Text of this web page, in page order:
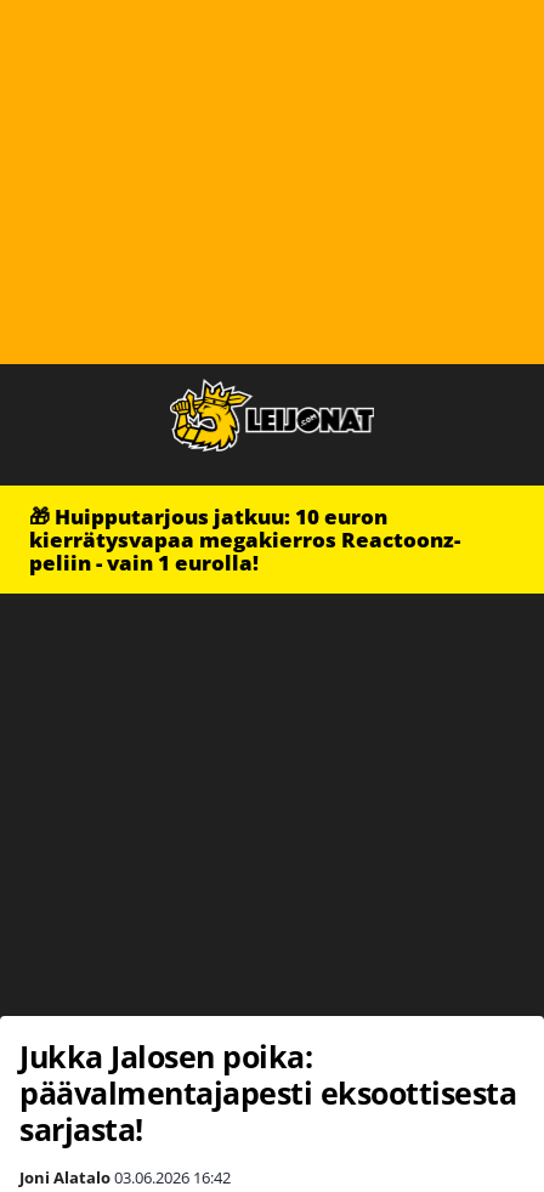
🎁 Huipputarjous jatkuu: 10 euron
kierrätysvapaa megakierros Reactoonz-
peliin - vain 1 eurolla!
Jukka Jalosen poika:
päävalmentajapesti eksoottisesta
sarjasta!
Joni Alatalo03.06.2026 16:42